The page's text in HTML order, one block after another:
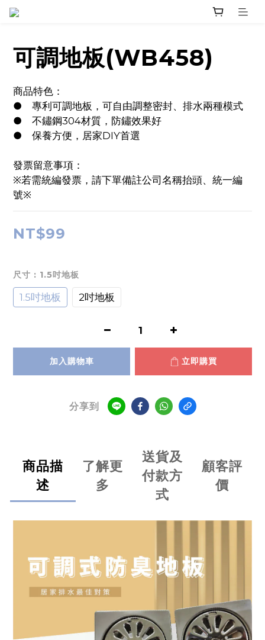
可調地板(WB458)
商品特色：
●	專利可調地板，可自由調整密封、排水兩種模式
●	不鏽鋼304材質，防鏽效果好
●	保養方便，居家DIY首選
發票留意事項：
※若需統編發票，請下單備註公司名稱抬頭、統一編
號※
NT$99
尺寸 : 1.5吋地板
1.5吋地板 2吋地板
加入購物車 立即購買
分享到
商品描
述
了解更
多
送貨及
付款方
式
顧客評
價